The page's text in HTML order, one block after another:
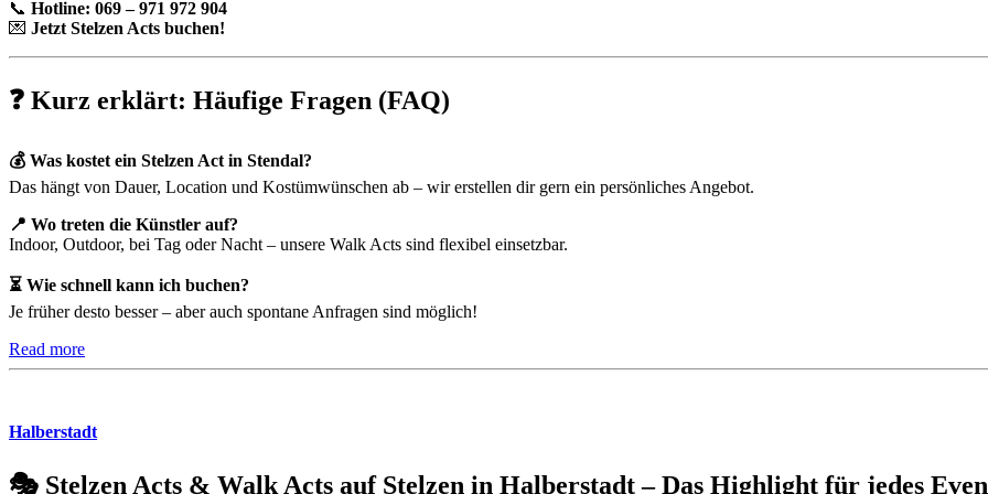
📞 Hotline: 069 – 971 972 904
💌 Jetzt Stelzen Acts buchen!
❓ Kurz erklärt: Häufige Fragen (FAQ)
💰 Was kostet ein Stelzen Act in Stendal?
Das hängt von Dauer, Location und Kostümwünschen ab – wir erstellen dir gern ein persönliches Angebot.
📍 Wo treten die Künstler auf?
Indoor, Outdoor, bei Tag oder Nacht – unsere Walk Acts sind flexibel einsetzbar.
⏳ Wie schnell kann ich buchen?
Je früher desto besser – aber auch spontane Anfragen sind möglich!
Read more
Halberstadt
🎭 Stelzen Acts & Walk Acts auf Stelzen in Halberstadt – Das Highlight für jedes